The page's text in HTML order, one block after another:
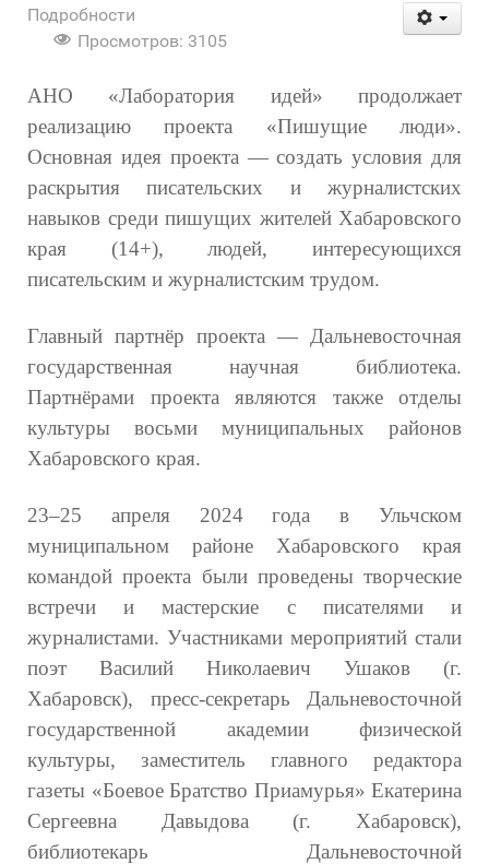
Подробности
Просмотров: 3105
АНО «Лаборатория идей» продолжает
реализацию проекта «Пишущие люди».
Основная идея проекта — создать условия для
раскрытия писательских и журналистских
навыков среди пишущих жителей Хабаровского
края (14+), людей, интересующихся
писательским и журналистским трудом.
Главный партнёр проекта — Дальневосточная
государственная научная библиотека.
Партнёрами проекта являются также отделы
культуры восьми муниципальных районов
Хабаровского края.
23–25 апреля 2024 года в Ульчском
муниципальном районе Хабаровского края
командой проекта были проведены творческие
встречи и мастерские с писателями и
журналистами. Участниками мероприятий стали
поэт Василий Николаевич Ушаков (г.
Хабаровск), пресс-секретарь Дальневосточной
государственной академии физической
культуры, заместитель главного редактора
газеты «Боевое Братство Приамурья» Екатерина
Сергеевна Давыдова (г. Хабаровск),
библиотекарь Дальневосточной